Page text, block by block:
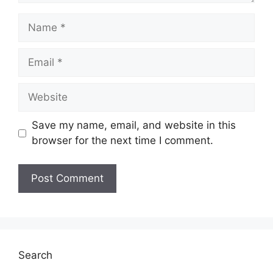
Name
Email
Website
Save my name, email, and website in this
browser for the next time I comment.
Search